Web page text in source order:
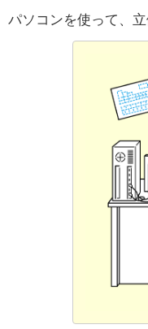
パソコンを使って、